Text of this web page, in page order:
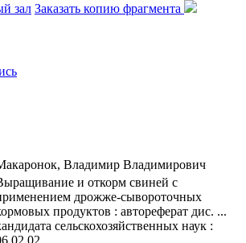
зал Заказать копию фрагмента
Владимир Владимирович
и откорм свиней с
дрожже-сывороточных
продуктов : автореферат дис. ...
сельскохозяйственных наук :